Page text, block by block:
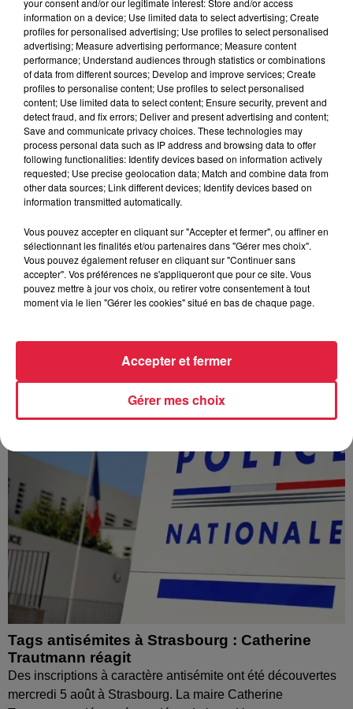
À Hoerdt, de l’eau brune sort des robinets
nombreuses interrogations, la municipalité a pris...
Tags antisémites à Strasbourg : Catherine
Trautmann réagit
Des inscriptions à caractère antisémite ont été découvertes
mercredi 5 août à Strasbourg. La maire Catherine
your consent and/or our legitimate interest: Store and/or access
information on a device; Use limited data to select advertising; Create
profiles for personalised advertising; Use profiles to select personalised
advertising; Measure advertising performance; Measure content
performance; Understand audiences through statistics or combinations
of data from different sources; Develop and improve services; Create
profiles to personalise content; Use profiles to select personalised
content; Use limited data to select content; Ensure security, prevent and
detect fraud, and fix errors; Deliver and present advertising and content;
Save and communicate privacy choices. These technologies may
process personal data such as IP address and browsing data to offer
following functionalities: Identify devices based on information actively
requested; Use precise geolocation data; Match and combine data from
other data sources; Link different devices; Identify devices based on
information transmitted automatically.
Vous pouvez accepter en cliquant sur "Accepter et fermer", ou affiner en
sélectionnant les finalités et/ou partenaires dans "Gérer mes choix".
Vous pouvez également refuser en cliquant sur "Continuer sans
accepter". Vos préférences ne s'appliqueront que pour ce site. Vous
pouvez mettre à jour vos choix, ou retirer votre consentement à tout
moment via le lien "Gérer les cookies" situé en bas de chaque page.
Gérer mes choix
Accepter et fermer